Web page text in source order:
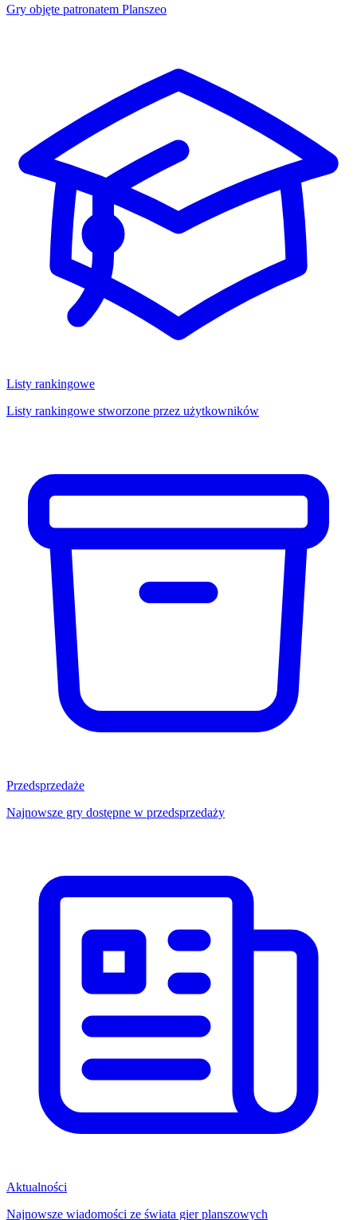
Gry objęte patronatem Planszeo
Listy rankingowe
Listy rankingowe stworzone przez użytkowników
Przedsprzedaże
Najnowsze gry dostępne w przedsprzedaży
Aktualności
Najnowsze wiadomości ze świata gier planszowych